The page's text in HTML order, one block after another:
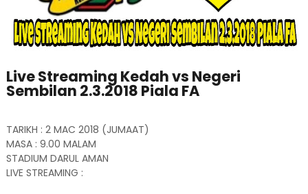
Live Streaming Kedah vs Negeri
Sembilan 2.3.2018 Piala FA
TARIKH : 2 MAC 2018 (JUMAAT)
MASA : 9.00 MALAM
STADIUM DARUL AMAN
LIVE STREAMING :